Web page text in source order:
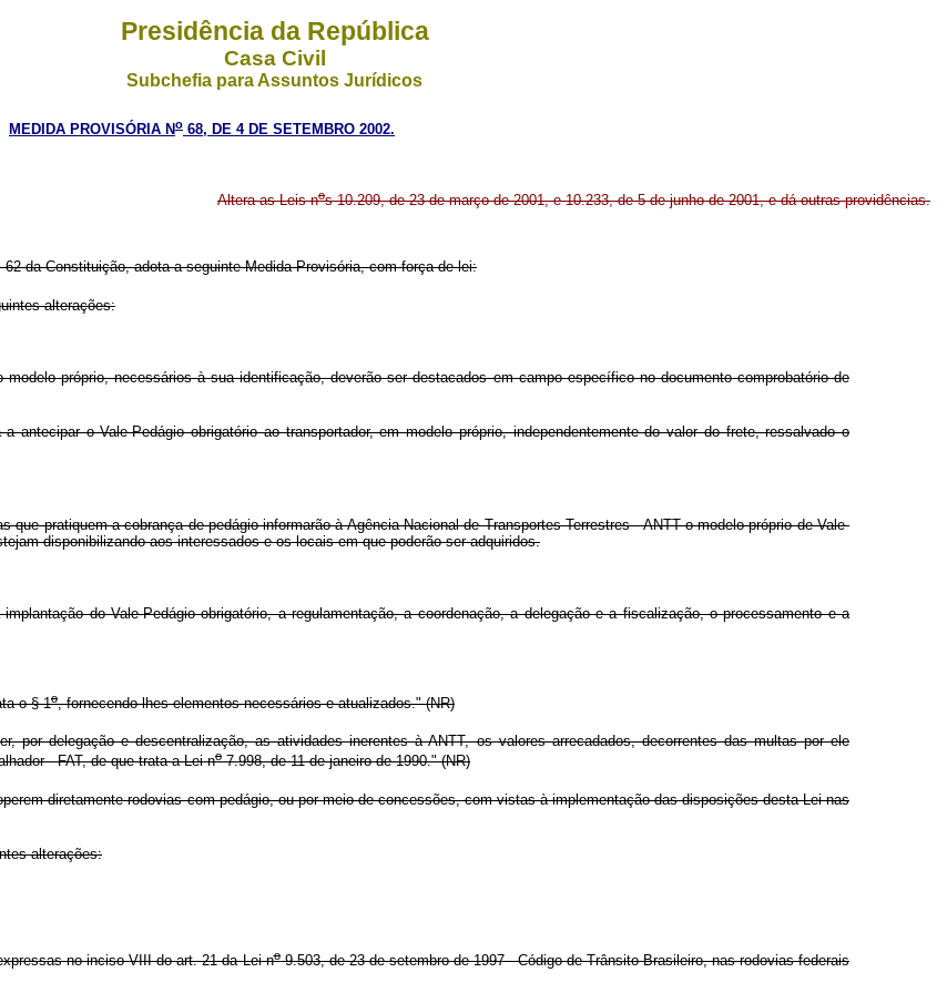
Presidência da República
Casa Civil
Subchefia para Assuntos Jurídicos
MEDIDA PROVISÓRIA No 68, DE 4 DE SETEMBRO 2002.
Altera as Leis nos 10.209, de 23 de março de 2001, e 10.233, de 5 de junho de 2001, e dá outras providências.
da Constituição, adota a seguinte Medida Provisória, com força de lei:
alterações:
próprio, necessários à sua identificação, deverão ser destacados em campo específico no documento comprobatório de
o Vale-Pedágio obrigatório ao transportador, em modelo próprio, independentemente do valor do frete, ressalvado o
pratiquem a cobrança de pedágio informarão à Agência Nacional de Transportes Terrestres - ANTT o modelo próprio de Vale-
disponibilizando aos interessados e os locais em que poderão ser adquiridos.
do Vale-Pedágio obrigatório, a regulamentação, a coordenação, a delegação e a fiscalização, o processamento e a
o § 1o, fornecendo-lhes elementos necessários e atualizados." (NR)
por delegação e descentralização, as atividades inerentes à ANTT, os valores arrecadados, decorrentes das multas por ele
- FAT, de que trata a Lei no7.998, de 11 de janeiro de 1990." (NR)
diretamente rodovias com pedágio, ou por meio de concessões, com vistas à implementação das disposições desta Lei nas
alterações:
no inciso VIII do art. 21 da Lei no9.503, de 23 de setembro de 1997 - Código de Trânsito Brasileiro, nas rodovias federais